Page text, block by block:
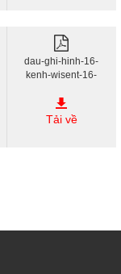
dau-ghi-hinh-16-
kenh-wisent-16-
vap.pdf
Tải về